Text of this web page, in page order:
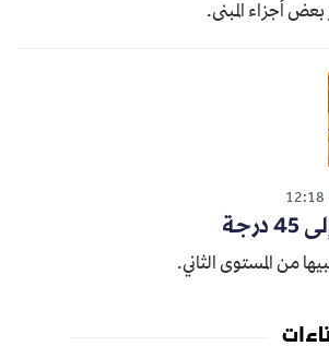
أجزاء المبنى.
12:18
من المستوى الثاني.